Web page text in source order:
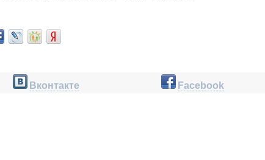
Вконтакте Facebook